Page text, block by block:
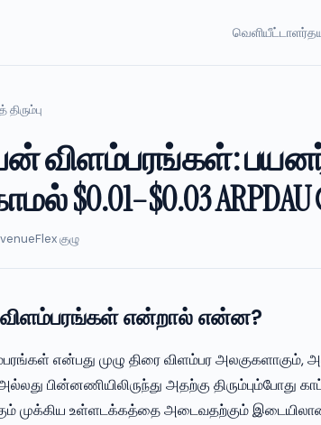
வெளியீட்டாளர்
விளம்பரங்கள்:
$0.01–$0.03
குழு
என்றால் என்ன?
என்பது முழு திரை விளம்பர
பின்னணியிலிருந்து அதற்கு
முக்கிய உள்ளடக்கத்தை அடைவதற்கும்